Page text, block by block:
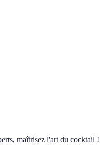
maîtrisez l'art du cocktail !